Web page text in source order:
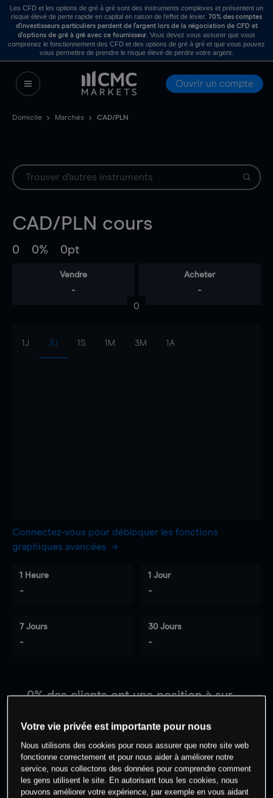
Les CFD et les options de gré à gré sont des instruments complexes et présentent un
risque élevé de perte rapide en capital en raison de l’effet de levier. 70% des comptes
d’investisseurs particuliers perdent de l’argent lors de la négociation de CFD et
d’options de gré à gré avec ce fournisseur . Vous devez vous assurer que vous
comprenez le fonctionnement des CFD et des options de gré à gré et que vous pouvez
vous permettre de prendre le risque élevé de perdre votre argent.
Ouvrir un compte
Domicile Marchés CAD/PLN
CAD/PLN cours
0 0% 0pt
Vendre
-
Acheter
-
0
1J 3J 1S 1M 3M 1A
Connectez-vous pour débloquer les fonctions
graphiques avancées
1 Heure
-
1 Jour
-
7 Jours
-
30 Jours
-
0% des clients ont une position àsur
Commencez à trader
Votre vie privée est importante pour nous
Nous utilisons des cookies pour nous assurer que notre site web
fonctionne correctement et pour nous aider à améliorer notre
service, nous collectons des données pour comprendre comment
les gens utilisent le site. En autorisant tous les cookies, nous
pouvons améliorer votre expérience, par exemple en vous aidant